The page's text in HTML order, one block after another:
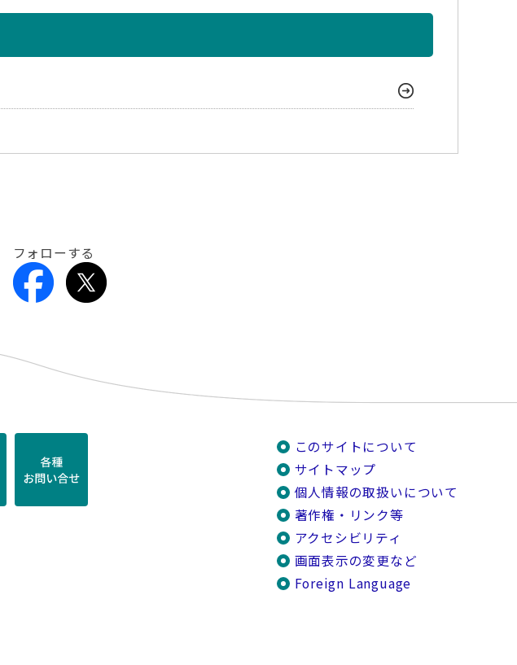
フォローする
このサイトについて
サイトマップ
個人情報の取扱いについて
著作権・リンク等
アクセシビリティ
画面表示の変更など
Foreign Language